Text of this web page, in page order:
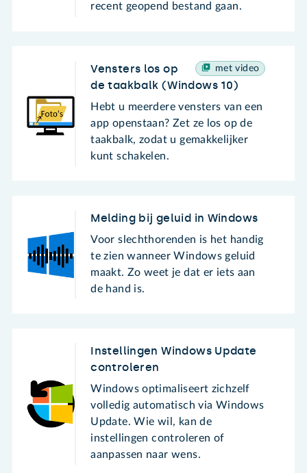
recent geopend bestand gaan.
met video
Vensters los op
de taakbalk (Windows 10)
Hebt u meerdere vensters van een
app openstaan? Zet ze los op de
taakbalk, zodat u gemakkelijker
kunt schakelen.
Melding bij geluid in Windows
Voor slechthorenden is het handig
te zien wanneer Windows geluid
maakt. Zo weet je dat er iets aan
de hand is.
Instellingen Windows Update
controleren
Windows optimaliseert zichzelf
volledig automatisch via Windows
Update. Wie wil, kan de
instellingen controleren of
aanpassen naar wens.